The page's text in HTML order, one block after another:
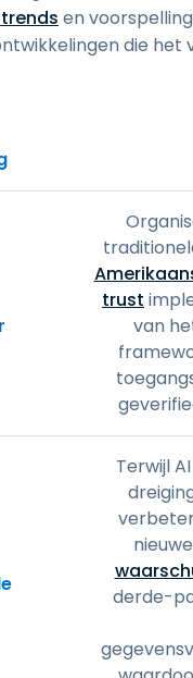
en
die het
trust
van
Terwijl
derde-